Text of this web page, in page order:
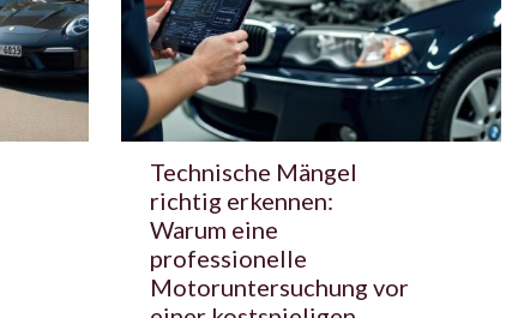
Technische Mängel
richtig erkennen:
Warum eine
professionelle
Motoruntersuchung vor